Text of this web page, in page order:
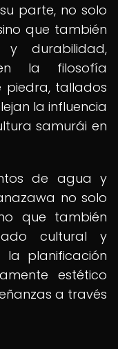
parte, no solo
que también
y durabilidad,
la filosofía
piedra, tallados
la influencia
samurái en
de agua y
no solo
que también
cultural y
la planificación
estético
a través